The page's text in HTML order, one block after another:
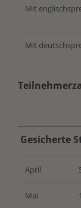
Mit
Mit
Gesicherte
April
Mai